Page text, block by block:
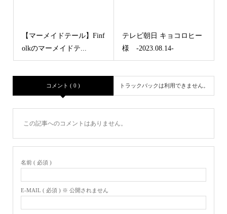
【マーメイドテール】Finf
olkのマーメイドテ...
テレビ朝日 キョコロヒー
様 -2023.08.14-
コメント ( 0 ) トラックバックは利用できません。
この記事へのコメントはありません。
名前 ( 必須 )
E-MAIL ( 必須 ) ※ 公開されません